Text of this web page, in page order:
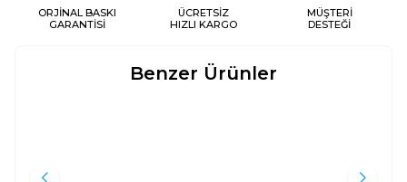
ORJİNAL BASKI
GARANTİSİ
ÜCRETSİZ
HIZLI KARGO
MÜŞTERİ
DESTEĞİ
Benzer Ürünler